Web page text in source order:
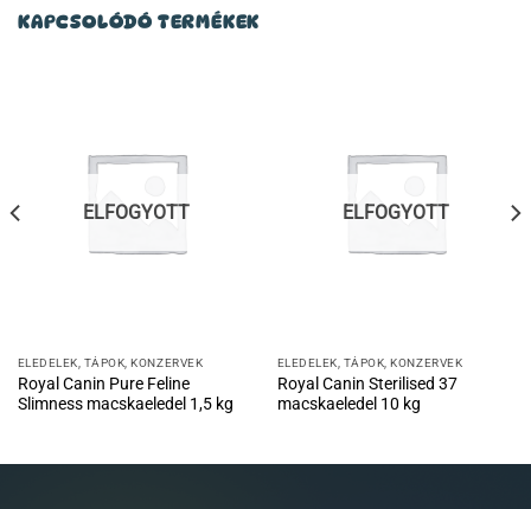
KAPCSOLÓDÓ TERMÉKEK
ELFOGYOTT
ELEDELEK, TÁPOK, KONZERVEK
Royal Canin Pure Feline
Slimness macskaeledel 1,5 kg
ELFOGYOTT
ELEDELEK, TÁPOK, KONZERVEK
Royal Canin Sterilised 37
macskaeledel 10 kg